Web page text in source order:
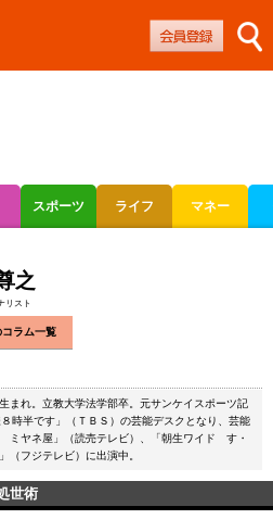
スポーツ ライフ マネー
之
リスト
コラム一覧
まれ。立教大学法学部卒。元サンケイスポーツ記
時半です」（ＴＢＳ）の芸能デスクとなり、芸能
ミヤネ屋」（読売テレビ）、「朝生ワイド す・
（フジテレビ）に出演中。
世術